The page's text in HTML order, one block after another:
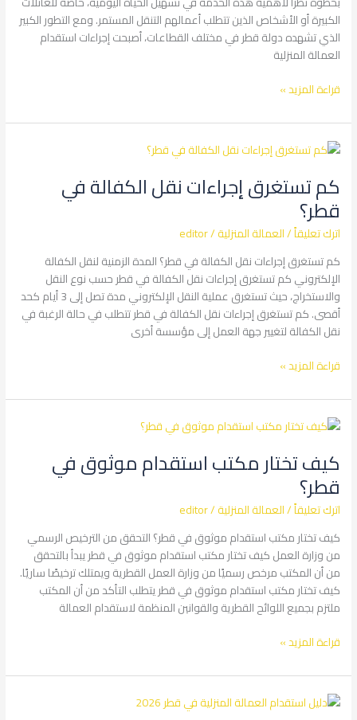
الكبيرة أو الأشخاص الذين تتطلب أعمالهم التنقل المستمر. ومع التطور الكبير
الذي تشهده دولة قطر في مختلف القطاعات، أصبحت إجراءات استقدام
العمالة المنزلية
قراءة المزيد »
كم تستغرق إجراءات نقل الكفالة في
قطر؟
اترك تعليقاً/العمالة المنزلية/
editor
كم تستغرق إجراءات نقل الكفالة في قطر؟ المدة الزمنية لنقل الكفالة
الإلكتروني كم تستغرق إجراءات نقل الكفالة في قطر حسب نوع النقل
والاستخراج، حيث تستغرق عملية النقل الإلكتروني مدة تصل إلى 3 أيام كحد
أقصى. كم تستغرق إجراءات نقل الكفالة في قطر تتطلب في حالة الرغبة في
نقل الكفالة لتغيير جهة العمل إلى مؤسسة أخرى
كم
إجراءات
نقل
الكفالة
في
قطر؟
قراءة المزيد »
كيف تختار مكتب استقدام موثوق في
قطر؟
اترك تعليقاً/العمالة المنزلية/
editor
كيف تختار مكتب استقدام موثوق في قطر؟ التحقق من الترخيص الرسمي
من وزارة العمل كيف تختار مكتب استقدام موثوق في قطر يبدأ بالتحقق
من أن المكتب مرخص رسميًا من وزارة العمل القطرية ويمتلك ترخيصًا ساريًا.
كيف تختار مكتب استقدام موثوق في قطر يتطلب التأكد من أن المكتب
ملتزم بجميع اللوائح القطرية والقوانين المنظمة لاستقدام العمالة
كيف
مكتب
استقدام
موثوق
في
قطر؟
قراءة المزيد »
دليل